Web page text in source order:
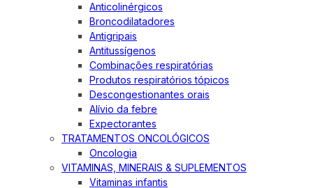
Anticolinérgicos
Broncodilatadores
Antigripais
Antitussígenos
Combinações respiratórias
Produtos respiratórios tópicos
Descongestionantes orais
Alívio da febre
Expectorantes
TRATAMENTOS ONCOLÓGICOS
Oncologia
VITAMINAS, MINERAIS & SUPLEMENTOS
Vitaminas infantis